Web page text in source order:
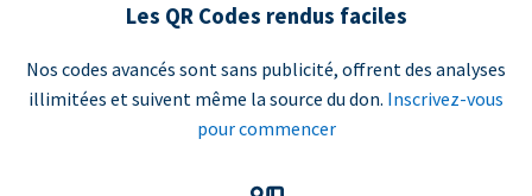
Les QR Codes rendus faciles
Nos codes avancés sont sans publicité, offrent des analyses
illimitées et suivent même la source du don. Inscrivez-vous
pour commencer